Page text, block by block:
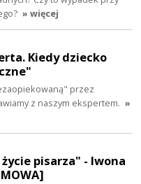
» więcej
Kiedy dziecko
przez
z naszym ekspertem. »
pisarza" - Iwona